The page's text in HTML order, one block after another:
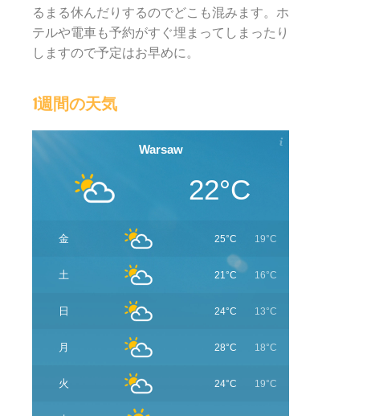
るまる休んだりするのでどこも混みます。ホ
テルや電車も予約がすぐ埋まってしまったり
しますので予定はお早めに。
1週間の天気
Warsaw
22°C
金 25°C 19°C
土 21°C 16°C
日 24°C 13°C
月 28°C 18°C
火 24°C 19°C